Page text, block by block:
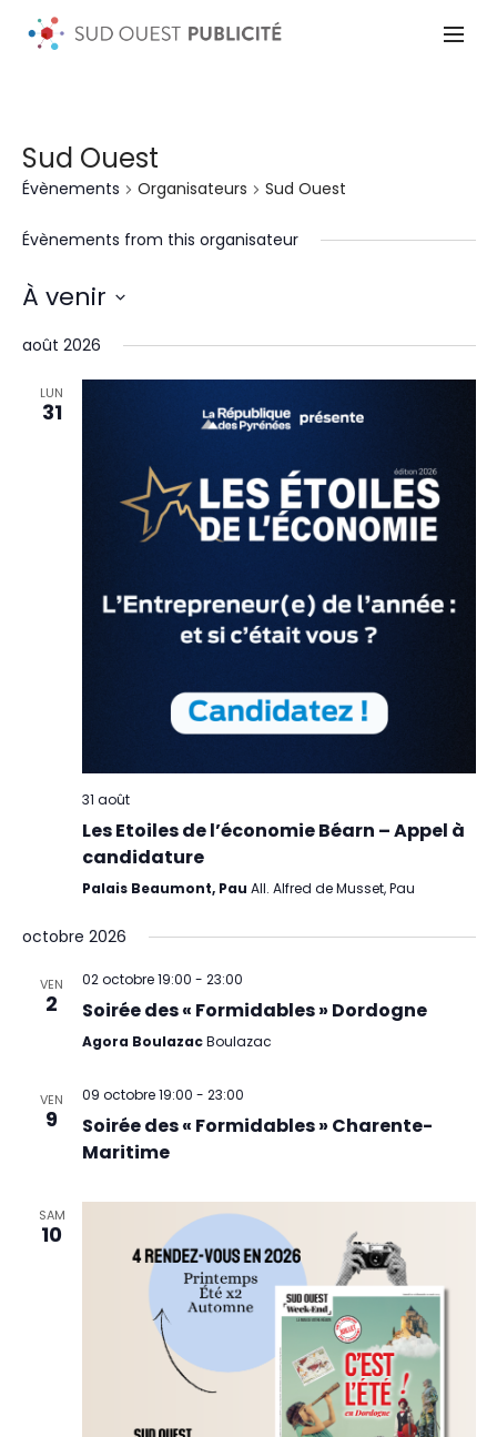
Sud Ouest
Évènements Organisateurs Sud Ouest
Évènements from this organisateur
À venir
une
date.
août 2026
LUN
31
31 août
Les Etoiles de l’économie Béarn – Appel à
candidature
Palais Beaumont, Pau All. Alfred de Musset, Pau
octobre 2026
VEN
2
02 octobre 19:00 - 23:00
Soirée des « Formidables » Dordogne
Agora BoulazacBoulazac
VEN
9
09 octobre 19:00 - 23:00
Soirée des « Formidables » Charente-
Maritime
SAM
10